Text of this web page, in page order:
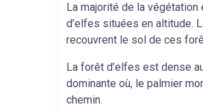
La majorité de la
d’elfes situées en altitude.
recouvrent le sol de ces
La forêt d’elfes est dense
dominante où, le palmier
chemin.